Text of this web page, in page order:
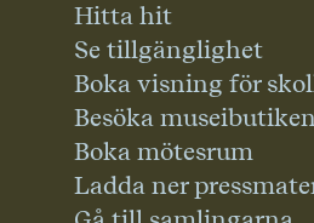
Hitta hit
Se tillgänglighet
Boka visning för
Besöka museibutiken
Boka mötesrum
Ladda ner